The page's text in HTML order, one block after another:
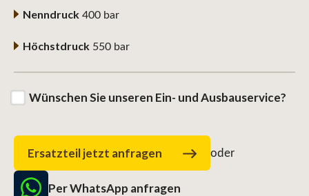
Nenndruck 400 bar
Höchstdruck 550 bar
Wünschen Sie unseren Ein- und Ausbauservice?
Ersatzteil jetzt anfragen oder
Per WhatsApp anfragen